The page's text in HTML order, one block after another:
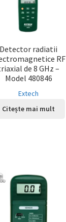
Detector radiatii
RF
de 8 GHz –
Model 480846
Extech
Citește mai mult